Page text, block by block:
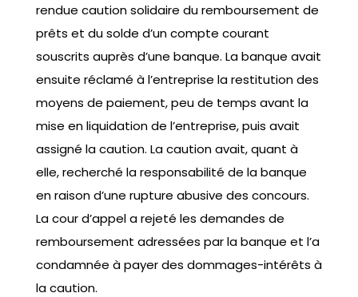
rendue caution solidaire du remboursement de
prêts et du solde d’un compte courant
souscrits auprès d’une banque. La banque avait
ensuite réclamé à l’entreprise la restitution des
moyens de paiement, peu de temps avant la
mise en liquidation de l’entreprise, puis avait
assigné la caution. La caution avait, quant à
elle, recherché la responsabilité de la banque
en raison d’une rupture abusive des concours.
La cour d’appel a rejeté les demandes de
remboursement adressées par la banque et l’a
condamnée à payer des dommages-intérêts à
la caution.